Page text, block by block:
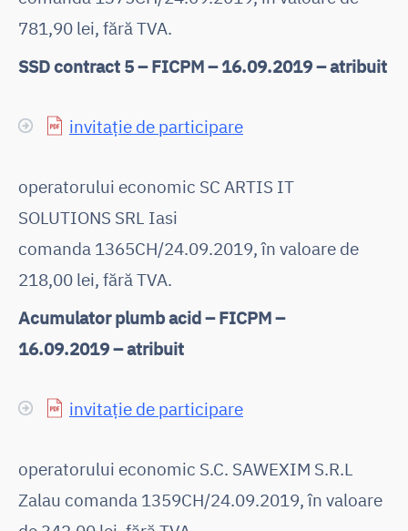
781,90 lei, fără TVA.
SSD contract 5 – FICPM – 16.09.2019 – atribuit
invitație de participare
operatorului economic SC ARTIS IT
SOLUTIONS SRL Iasi
comanda 1365CH/24.09.2019, în valoare de
218,00 lei, fără TVA.
Acumulator plumb acid – FICPM –
16.09.2019 – atribuit
invitație de participare
operatorului economic S.C. SAWEXIM S.R.L
Zalau comanda 1359CH/24.09.2019, în valoare